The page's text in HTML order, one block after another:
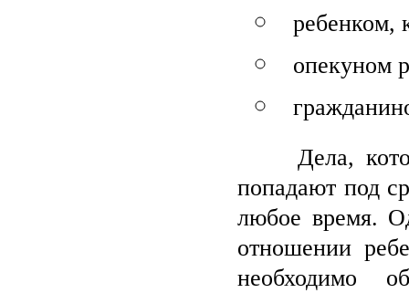
ребенком,
опекуном
Дела,
попадают под
любое время.
отношении
необходимо